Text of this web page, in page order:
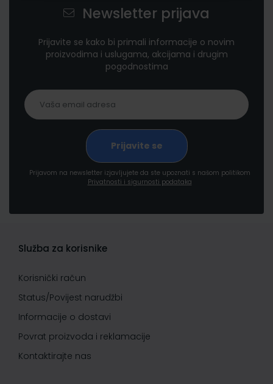
Newsletter prijava
Prijavite se kako bi primali informacije o novim
proizvodima i uslugama, akcijama i drugim
pogodnostima
Prijavom na newsletter izjavljujete da ste upoznati s našom politikom
Privatnosti i sigurnosti podataka
Služba za korisnike
Korisnički račun
Status/Povijest narudžbi
Informacije o dostavi
Povrat proizvoda i reklamacije
Kontaktirajte nas